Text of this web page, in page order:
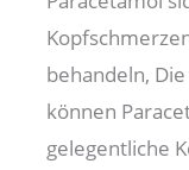
behandeln,
können
gelegentliche